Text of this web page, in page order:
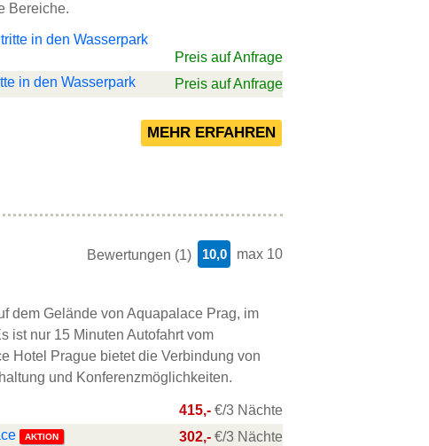
Bereiche.
in den Wasserpark
Preis auf Anfrage
in den Wasserpark
Preis auf Anfrage
Bewertungen (1) max 10
10,0
dem Gelände von Aquapalace Prag, im
ist nur 15 Minuten Autofahrt vom
Hotel Prague bietet die Verbindung von
und Konferenzmöglichkeiten.
415,- €/3 Nächte
AKTION 302,- €/3 Nächte